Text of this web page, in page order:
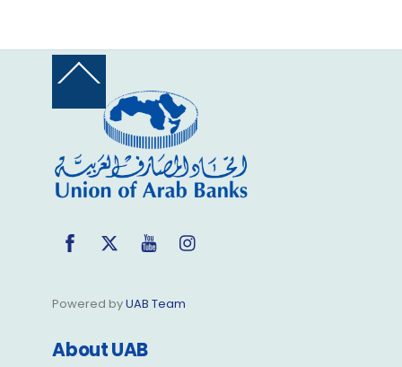
Back
Top
Facebook
Twitter YouTube
Powered byUAB Team
About UAB